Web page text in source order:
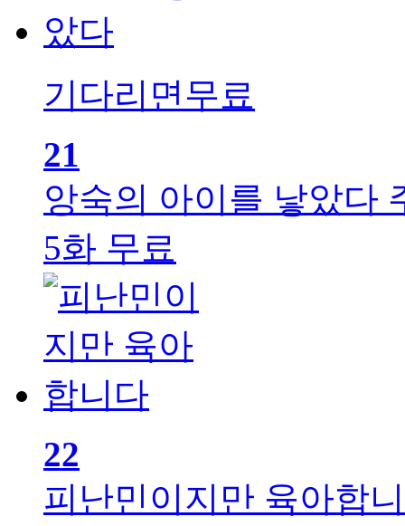
기다리면무료
21
앙숙의 아이를 낳았다
5화 무료
22
피난민이지만 육아합